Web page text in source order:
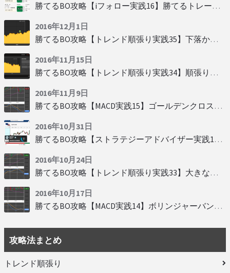
勝てるBO攻略【iフォロー実践16】勝てるトレーダーを見抜く
2016年12月1日
勝てるBO攻略【トレンド順張り実践35】下落からの反発を見極める
2016年11月15日
勝てるBO攻略【トレンド順張り実践34】順張りに適した変動
2016年11月9日
勝てるBO攻略【MACD実践15】ゴールデンクロスで勝つ
2016年10月31日
勝てるBO攻略【ストラテジーアドバイザー実践19】慌てず自動分析
2016年10月24日
勝てるBO攻略【トレンド順張り実践33】大きな変動にすべり込み
2016年10月17日
勝てるBO攻略【MACD実践14】ボリンジャーバンドとともに相場を読む
攻略法まとめ
トレンド順張り